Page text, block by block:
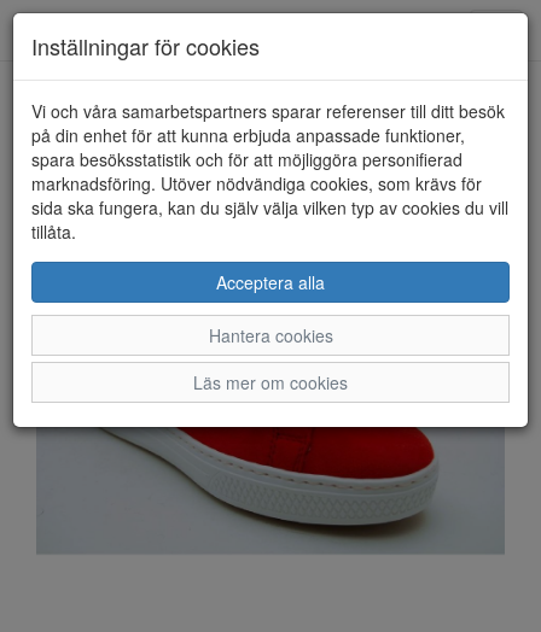
HEM RIEKER
Inställningar för cookies
Vi och våra samarbetspartners sparar referenser till ditt besök
på din enhet för att kunna erbjuda anpassade funktioner,
spara besöksstatistik och för att möjliggöra personifierad
marknadsföring. Utöver nödvändiga cookies, som krävs för
sida ska fungera, kan du själv välja vilken typ av cookies du vill
tillåta.
Acceptera alla
Hantera cookies
Läs mer om cookies